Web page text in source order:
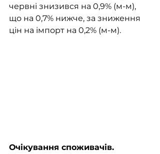
червні знизився на 0,9% (м-м),
що на 0,7% нижче, за зниження
цін на імпорт на 0,2% (м-м).
Очікування споживачів.